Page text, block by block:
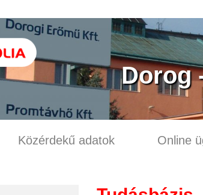
Dorog
Közérdekű adatok Online